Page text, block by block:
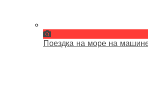
Поездка на море на